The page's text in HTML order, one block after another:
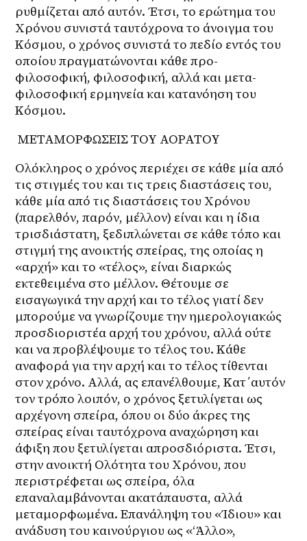
ρυθμίζεται από αυτόν. Έτσι, το ερώτημα του
Χρόνου συνιστά ταυτόχρονα το άνοιγμα του
Κόσμου, o χρόνος συνιστά το πεδίο εντός του
οποίου πραγματώνονται κάθε προ-
φιλοσοφική, φιλοσοφική, αλλά και μετα-
φιλοσοφική ερμηνεία και κατανόηση του
Κόσμου.
ΜΕΤΑΜΟΡΦΩΣΕΙΣ ΤΟΥ ΑΟΡΑΤΟΥ
Ολόκληρος ο χρόνος περιέχει σε κάθε μία από
τις στιγμές του και τις τρεις διαστάσεις του,
κάθε μία από τις διαστάσεις του Χρόνου
(παρελθόν, παρόν, μέλλον) είναι και η ίδια
τρισδιάστατη, ξεδιπλώνεται σε κάθε τόπο και
στιγμή της ανοικτής σπείρας, της οποίας η
«αρχή» και το «τέλος», είναι διαρκώς
εκτεθειμένα στο μέλλον. Θέτουμε σε
εισαγωγικά την αρχή και το τέλος γιατί δεν
μπορούμε να γνωρίζουμε την ημερολογιακώς
προσδιοριστέα αρχή του χρόνου, αλλά ούτε
και να προβλέψουμε το τέλος του. Κάθε
αναφορά για την αρχή και το τέλος τίθενται
στον χρόνο. Αλλά, ας επανέλθουμε, Κατ΄αυτόν
τον τρόπο λοιπόν, ο χρόνος ξετυλίγεται ως
αρχέγονη σπείρα, όπου οι δύο άκρες της
σπείρας είναι ταυτόχρονα αναχώρηση και
άφιξη που ξετυλίγεται απροσδιόριστα. Έτσι,
στην ανοικτή Ολότητα του Χρόνου, που
περιστρέφεται ως σπείρα, όλα
επαναλαμβάνονται ακατάπαυστα, αλλά
μεταμορφωμένα. Επανάληψη του «Ίδιου» και
ανάδυση του καινούργιου ως «‘Άλλο»,